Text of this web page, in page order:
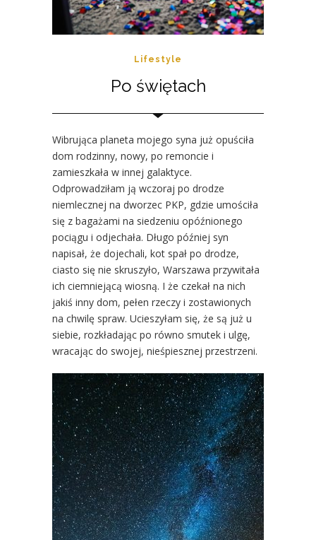
Lifestyle
Po świętach
Wibrująca planeta mojego syna już opuściła
dom rodzinny, nowy, po remoncie i
zamieszkała w innej galaktyce.
Odprowadziłam ją wczoraj po drodze
niemlecznej na dworzec PKP, gdzie umościła
się z bagażami na siedzeniu opóźnionego
pociągu i odjechała. Długo później syn
napisał, że dojechali, kot spał po drodze,
ciasto się nie skruszyło, Warszawa przywitała
ich ciemniejącą wiosną. I że czekał na nich
jakiś inny dom, pełen rzeczy i zostawionych
na chwilę spraw. Ucieszyłam się, że są już u
siebie, rozkładając po równo smutek i ulgę,
wracając do swojej, nieśpiesznej przestrzeni.